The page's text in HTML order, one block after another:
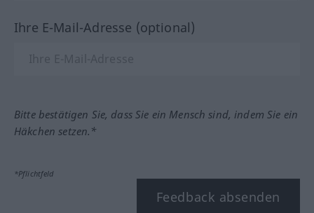
Ihre E-Mail-Adresse (optional)
Bitte bestätigen Sie, dass Sie ein Mensch sind, indem Sie ein
Häkchen setzen.*
*Pflichtfeld
Feedback absenden